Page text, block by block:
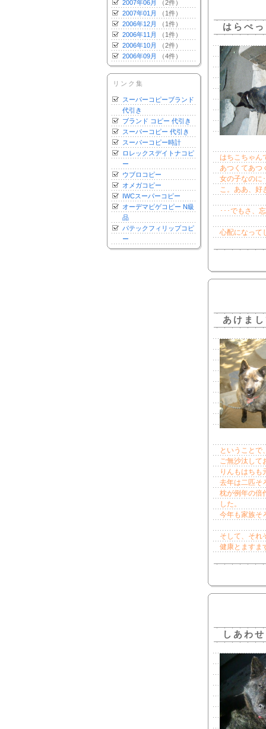
2007年06月
（2件）
2007年01月
（1件）
2006年12月
（1件）
2006年11月
（1件）
2006年10月
（2件）
2006年09月
（4件）
リンク集
スーパーコピーブランド
代引き
ブランド コピー 代引き
スーパーコピー 代引き
スーパーコピー時計
ロレックスデイトナコピ
ー
ウブロコピー
オメガコピー
IWCスーパーコピー
オーデマピゲコピー N級
品
パテックフィリップコピ
ー
はらぺ
はちこちゃん
あつくてあつ
女の子なのに
こ。ああ、好
･･･でもさ、
心配になって
あけま
ということで
ご無沙汰して
りんもはちも
去年は二匹そ
枕が例年の倍
した。
今年も家族そ
そして、それ
健康とますま
しあわ